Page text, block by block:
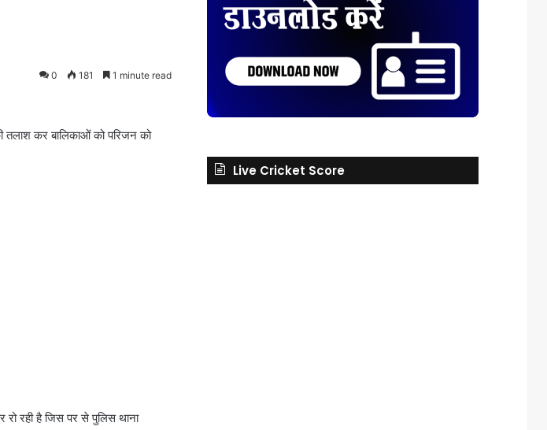
0 181 1 minute read
तलाश कर बालिकाओं को परिजन को
रो रही है जिस पर से पुलिस थाना
Live Cricket Score